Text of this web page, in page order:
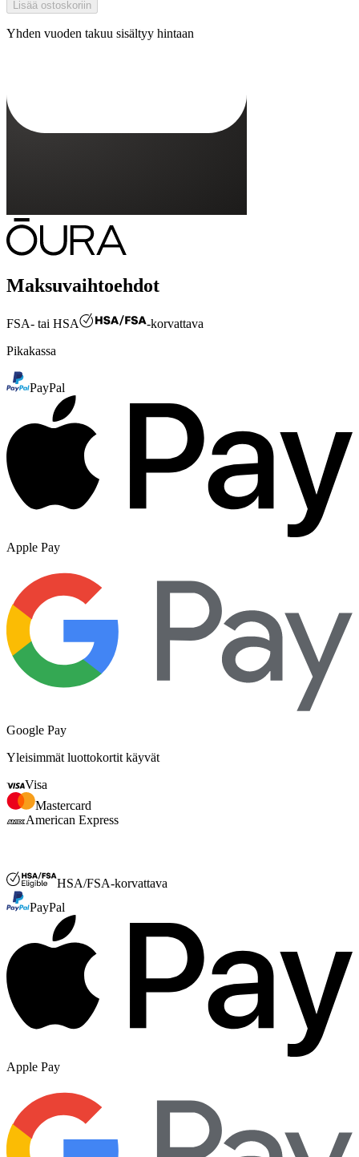
Lisää ostoskoriin
Yhden vuoden takuu sisältyy hintaan
Maksuvaihtoehdot
FSA- tai HSA
-korvattava
Pikakassa
PayPal
Apple Pay
Google Pay
Yleisimmät luottokortit käyvät
Visa
Mastercard
American Express
HSA/FSA-korvattava
PayPal
Apple Pay